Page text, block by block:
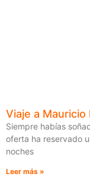
Viaje a Mauricio
Siempre habías
oferta ha reservado
noches
Leer más »